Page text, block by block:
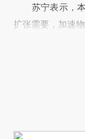
苏宁表示，本
扩张需要，加速